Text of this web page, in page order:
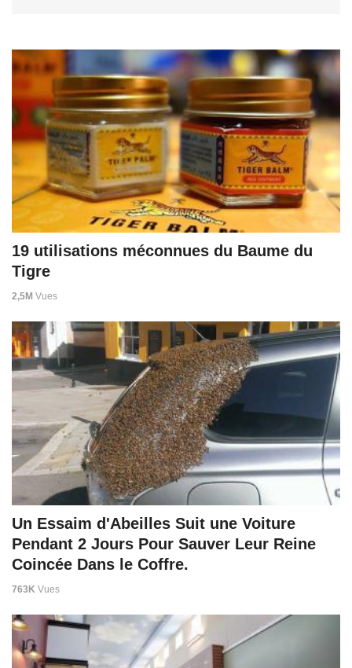
19 utilisations méconnues du Baume du
Tigre
2,5M Vues
Un Essaim d'Abeilles Suit une Voiture
Pendant 2 Jours Pour Sauver Leur Reine
Coincée Dans le Coffre.
763K Vues